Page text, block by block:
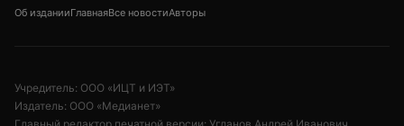
Об изданииГлавнаяВсе новостиАвторы
Учредитель: ООО «ИЦТ и ИЭТ»
Издатель: ООО «Медианет»